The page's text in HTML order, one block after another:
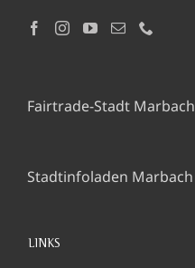
Fairtrade-Stadt Marbach
Stadtinfoladen Marbach
LINKS